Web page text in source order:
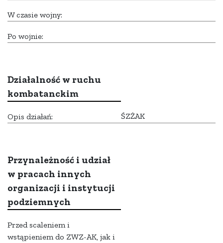
W czasie wojny:
Po wojnie:
Działalność w ruchu
kombatanckim
Opis działań: ŚZŻAK
Przynależność i udział
w pracach innych
organizacji i instytucji
podziemnych
Przed scaleniem i
wstąpieniem do ZWZ-AK, jak i